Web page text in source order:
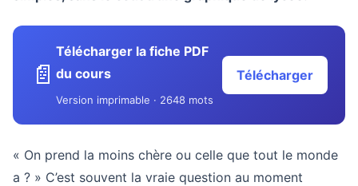
📄
Télécharger la fiche PDF
du cours
Version imprimable · 2648 mots
Télécharger
« On prend la moins chère ou celle que tout le monde
a ? » C’est souvent la vraie question au moment